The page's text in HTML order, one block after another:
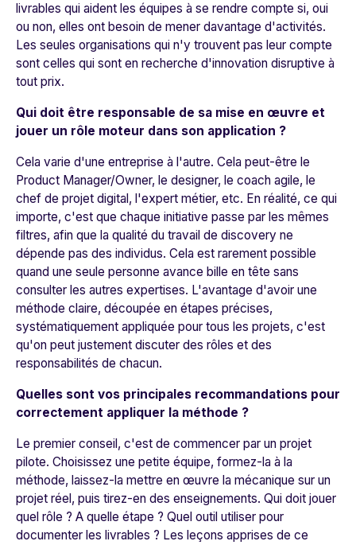
livrables qui aident les équipes à se rendre compte si, oui
ou non, elles ont besoin de mener davantage d'activités.
Les seules organisations qui n'y trouvent pas leur compte
sont celles qui sont en recherche d'innovation disruptive à
tout prix.
Qui doit être responsable de sa mise en œuvre et
jouer un rôle moteur dans son application ?
Cela varie d'une entreprise à l'autre. Cela peut-être le
Product Manager/Owner, le designer, le coach agile, le
chef de projet digital, l'expert métier, etc. En réalité, ce qui
importe, c'est que chaque initiative passe par les mêmes
filtres, afin que la qualité du travail de discovery ne
dépende pas des individus. Cela est rarement possible
quand une seule personne avance bille en tête sans
consulter les autres expertises. L'avantage d'avoir une
méthode claire, découpée en étapes précises,
systématiquement appliquée pour tous les projets, c'est
qu'on peut justement discuter des rôles et des
responsabilités de chacun.
Quelles sont vos principales recommandations pour
correctement appliquer la méthode ?
Le premier conseil, c'est de commencer par un projet
pilote. Choisissez une petite équipe, formez-la à la
méthode, laissez-la mettre en œuvre la mécanique sur un
projet réel, puis tirez-en des enseignements. Qui doit jouer
quel rôle ? A quelle étape ? Quel outil utiliser pour
documenter les livrables ? Les leçons apprises de ce